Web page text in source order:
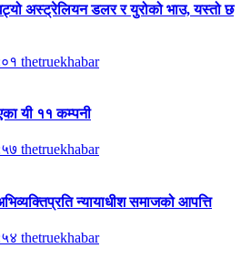
अस्ट्रेलियन डलर र युरोको भाउ, यस्तो छ
thetruekhabar
यी ११ कम्पनी
thetruekhabar
न्यायाधीश समाजको आपत्ति
thetruekhabar